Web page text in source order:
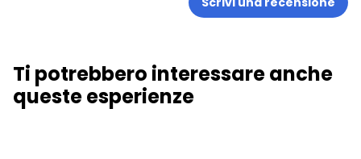
Ti potrebbero interessare anche
queste esperienze